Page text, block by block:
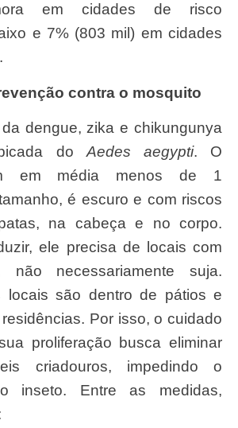
em cidades de risco
e 7% (803 mil) em cidades
contra o mosquito
do Aedes aegypti. O
em média menos de 1
é escuro e com riscos
na cabeça e no corpo.
ele precisa de locais com
não necessariamente suja.
locais são dentro de pátios e
Por isso, o cuidado
proliferação busca eliminar
criadouros, impedindo o
inseto. Entre as medidas,